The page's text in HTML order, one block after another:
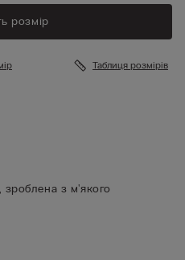
розмір
Таблиця розмірів
з м'якого